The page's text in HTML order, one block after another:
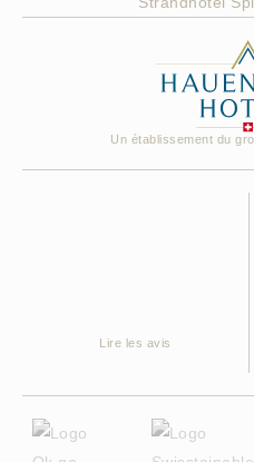
Un établissement du
Lire les avis